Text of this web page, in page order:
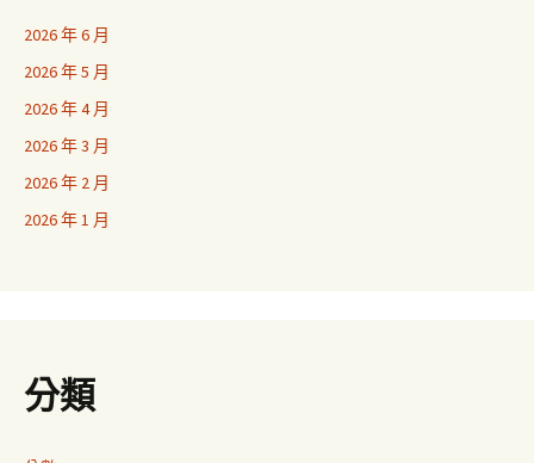
2026 年 6 月
2026 年 5 月
2026 年 4 月
2026 年 3 月
2026 年 2 月
2026 年 1 月
分類